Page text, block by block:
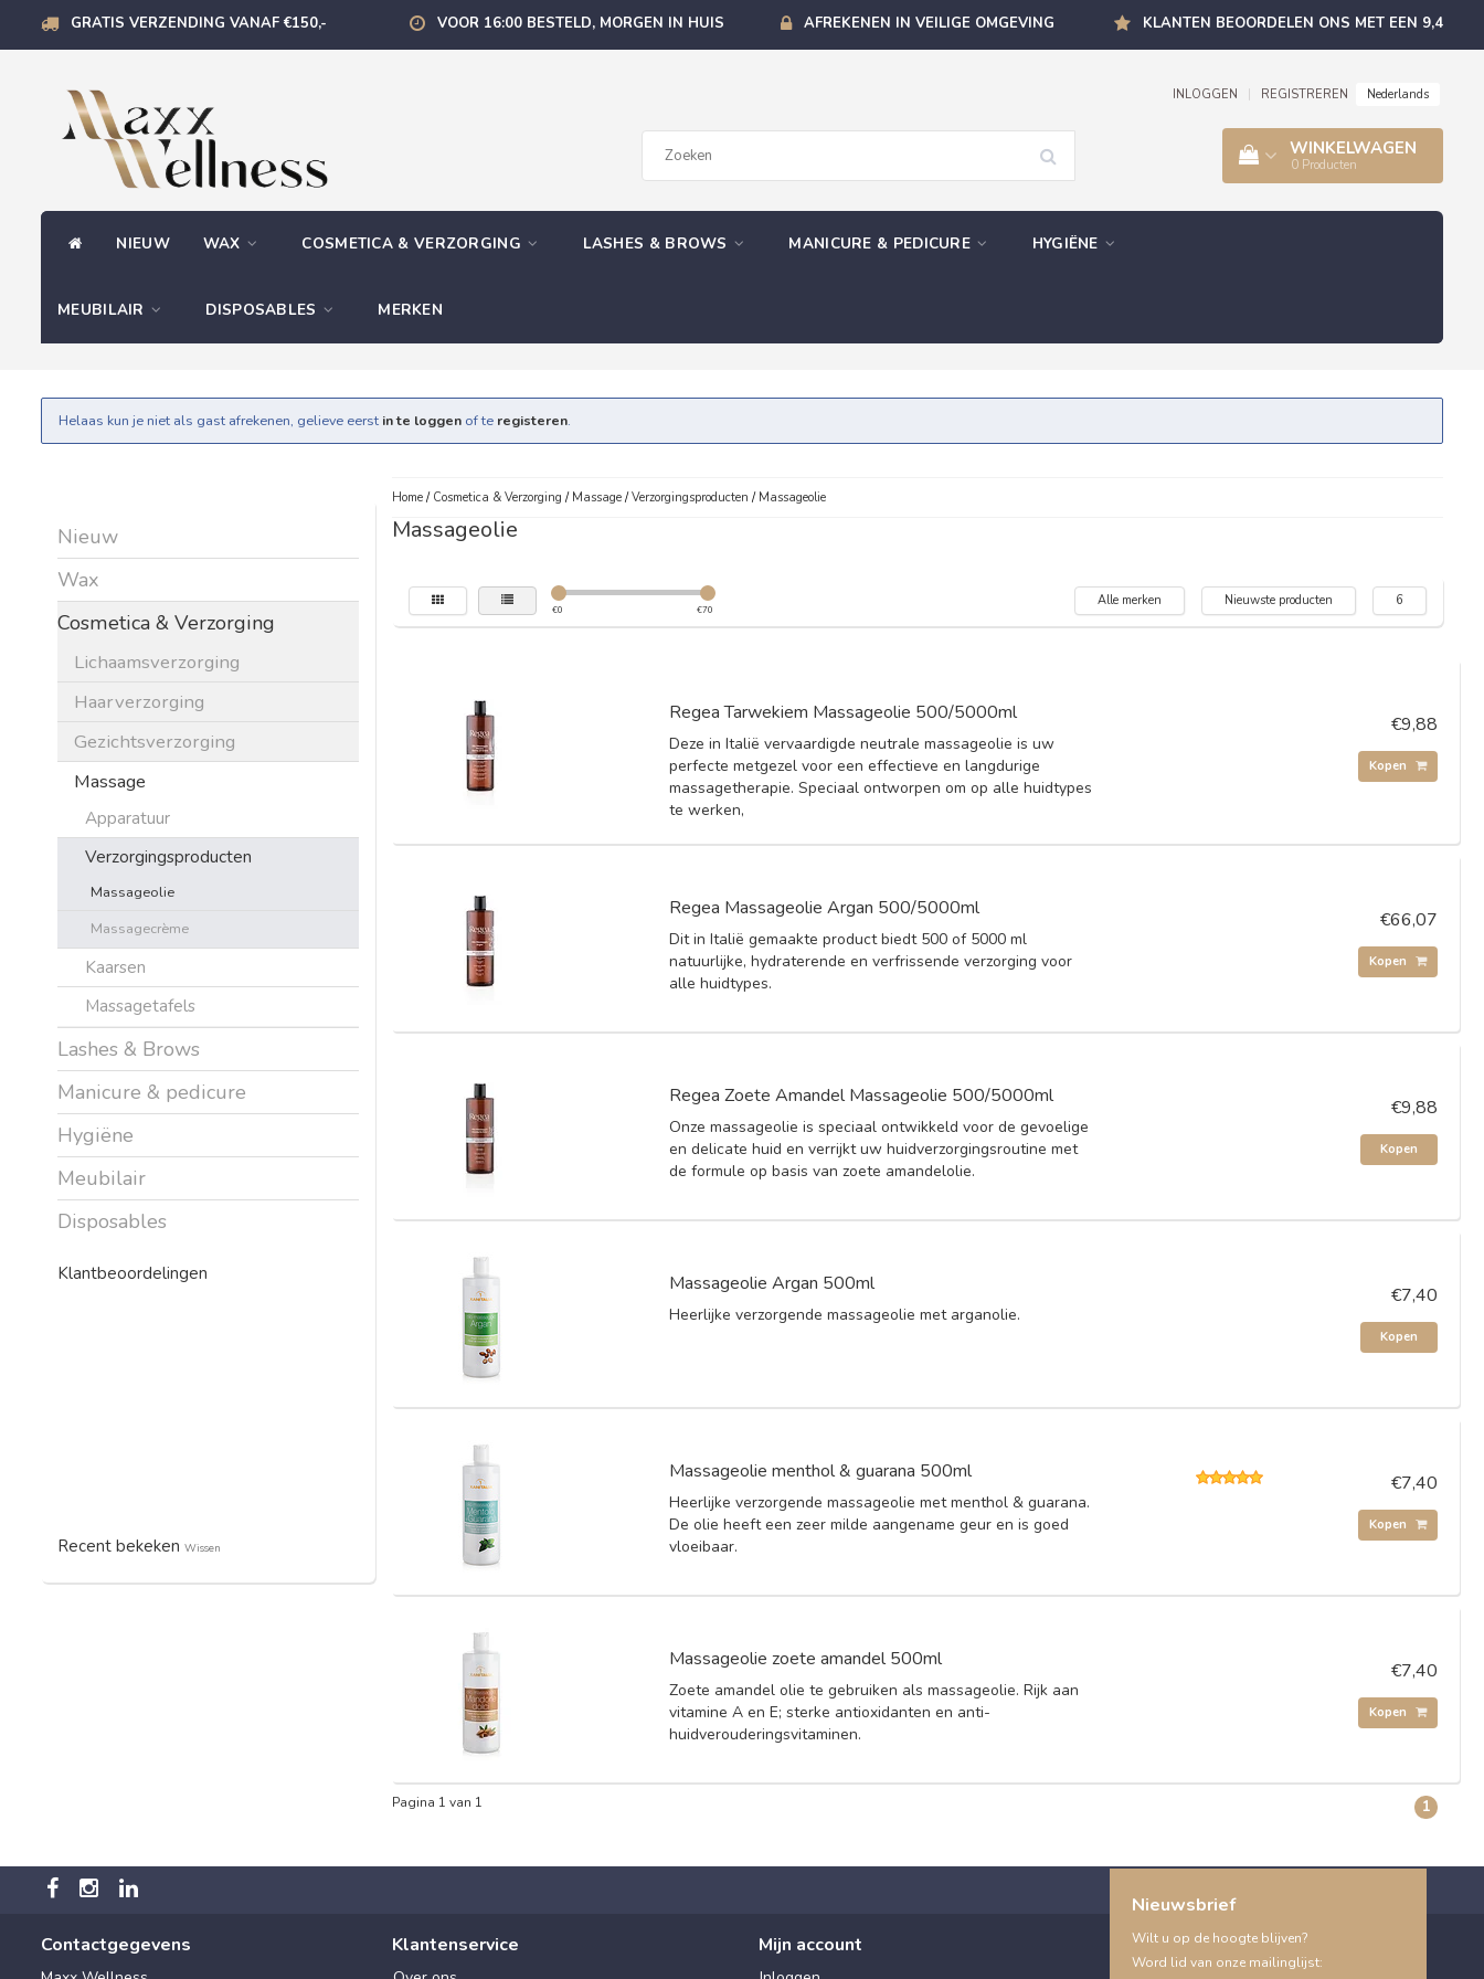
GRATIS VERZENDING VANAF €150,- VOOR 16:00 BESTELD, MORGEN IN HUIS AFREKENEN IN VEILIGE OMGEVING KLANTEN BEOORDELEN ONS MET EEN 9,4
INLOGGEN REGISTREREN Nederlands
WINKELWAGEN
0 Producten
NIEUW WAX COSMETICA & VERZORGING LASHES & BROWS MANICURE & PEDICURE HYGIËNE
MEUBILAIR DISPOSABLES MERKEN
Helaas kun je niet als gast afrekenen, gelieve eerst in te loggen of te registeren.
Nieuw
Wax
Cosmetica & Verzorging
Lichaamsverzorging
Haarverzorging
Gezichtsverzorging
Massage
Apparatuur
Verzorgingsproducten
Massageolie
Massagecrème
Kaarsen
Massagetafels
Lashes & Brows
Manicure & pedicure
Hygiëne
Meubilair
Disposables
Klantbeoordelingen
Recent bekeken Wissen
Home/ Cosmetica & Verzorging / Massage/Verzorgingsproducten / Massageolie
Massageolie
€0 €70
Alle merken Nieuwste producten 6
Regea Tarwekiem Massageolie 500/5000ml
Deze in Italië vervaardigde neutrale massageolie is uw
perfecte metgezel voor een effectieve en langdurige
massagetherapie. Speciaal ontworpen om op alle huidtypes
te werken,
€9,88
Kopen
Regea Massageolie Argan 500/5000ml
Dit in Italië gemaakte product biedt 500 of 5000 ml
natuurlijke, hydraterende en verfrissende verzorging voor
alle huidtypes.
€66,07
Kopen
Regea Zoete Amandel Massageolie 500/5000ml
Onze massageolie is speciaal ontwikkeld voor de gevoelige
en delicate huid en verrijkt uw huidverzorgingsroutine met
de formule op basis van zoete amandelolie.
€9,88
Kopen
Massageolie Argan 500ml
Heerlijke verzorgende massageolie met arganolie.
€7,40
Kopen
Massageolie menthol & guarana 500ml
Heerlijke verzorgende massageolie met menthol & guarana.
De olie heeft een zeer milde aangename geur en is goed
vloeibaar.
€7,40
Kopen
Massageolie zoete amandel 500ml
Zoete amandel olie te gebruiken als massageolie. Rijk aan
vitamine A en E; sterke antioxidanten en anti-
huidverouderingsvitaminen.
€7,40
Kopen
Pagina 1 van 1 1
Contactgegevens Klantenservice Mijn account
Nieuwsbrief
Wilt u op de hoogte blijven?
Word lid van onze mailinglijst: